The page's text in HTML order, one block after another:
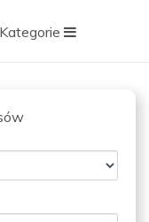
Kategorie